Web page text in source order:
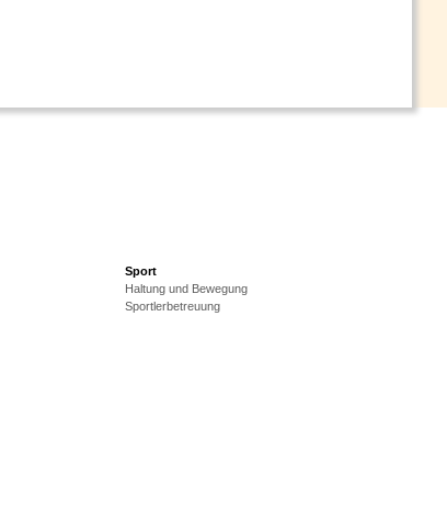
Sport
Haltung und Bewegung
Sportlerbetreuung